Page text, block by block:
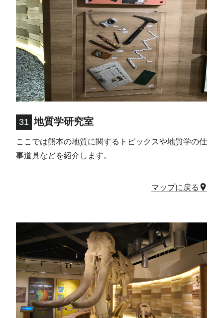
31 地質学研究室
ここでは熊本の地質に関するトピックスや地質学の仕
事道具などを紹介します。
マップに戻る